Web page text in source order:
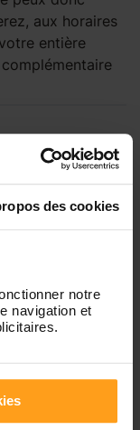
des cookies
notre
navigation et
aux horaires
entière